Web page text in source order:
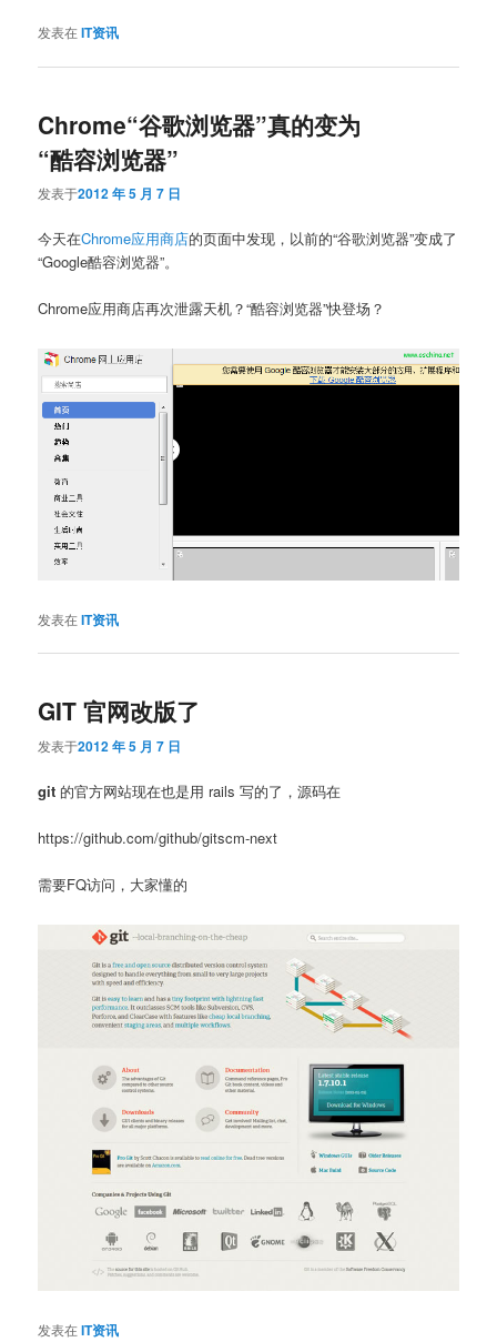
发表在IT资讯
Chrome“谷歌浏览器”真的变为
“酷容浏览器”
发表于2012 年 5 月 7 日
今天在Chrome应用商店的页面中发现，以前的“谷歌浏览器”变成了
“Google酷容浏览器”。
Chrome应用商店再次泄露天机？“酷容浏览器”快登场？
发表在IT资讯
GIT 官网改版了
发表于2012 年 5 月 7 日
git 的官方网站现在也是用 rails 写的了，源码在
https://github.com/github/gitscm-next
需要FQ访问，大家懂的
发表在IT资讯